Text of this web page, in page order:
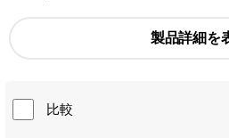
製品詳細を
比較